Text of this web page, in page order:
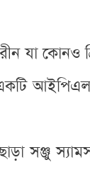
যা কোনও
আইপিএল
সঞ্জু